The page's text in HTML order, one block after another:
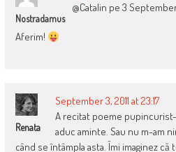
Nostradamus
@Catalin pe 3 September
Aferim!
Renata
September 3, 2011 at 23:17
A recitat poeme
aduc aminte. Sau nu m-am
când se întâmpla asta. Îmi imaginez